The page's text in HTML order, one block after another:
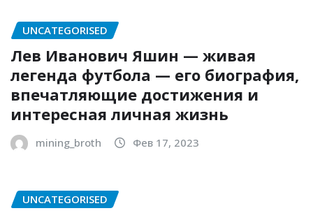
UNCATEGORISED
Лев Иванович Яшин — живая
легенда футбола — его биография,
впечатляющие достижения и
интересная личная жизнь
mining_broth Фев 17, 2023
UNCATEGORISED